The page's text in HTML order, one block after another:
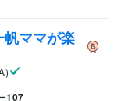
ママが楽
107